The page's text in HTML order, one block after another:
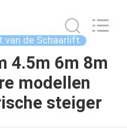
van de Schaarlift
4.5m 6m 8m
modellen
steiger